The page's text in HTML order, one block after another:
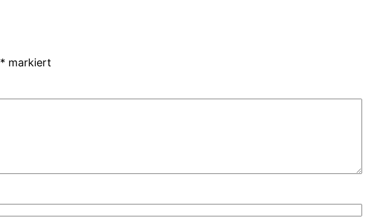
* markiert